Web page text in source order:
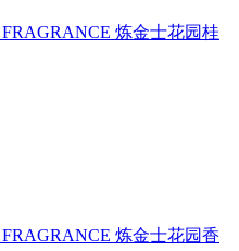
炼金士花园桂
炼金士花园香